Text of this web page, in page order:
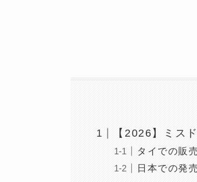
【2026】ミス
タイでの販
日本での発